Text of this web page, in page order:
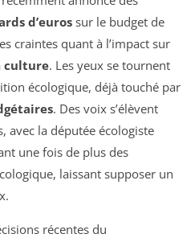
d’euros sur le budget de
craintes quant à l’impact sur
culture. Les yeux se tournent
écologique, déjà touché par
. Des voix s’élèvent
avec la députée écologiste
une fois de plus des
laissant supposer un
récentes du